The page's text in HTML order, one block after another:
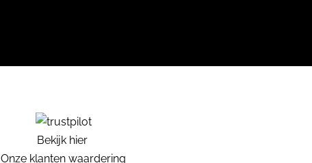
Bekijk hier
Onze klanten waardering